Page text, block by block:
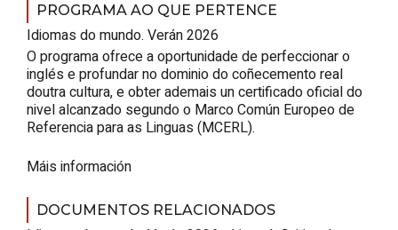
PROGRAMA AO QUE PERTENCE
Idiomas do mundo. Verán 2026
O programa ofrece a oportunidade de perfeccionar o
inglés e profundar no dominio do coñecemento real
doutra cultura, e obter ademais un certificado oficial do
nivel alcanzado segundo o Marco Común Europeo de
Referencia para as Linguas (MCERL).
Máis información
DOCUMENTOS RELACIONADOS